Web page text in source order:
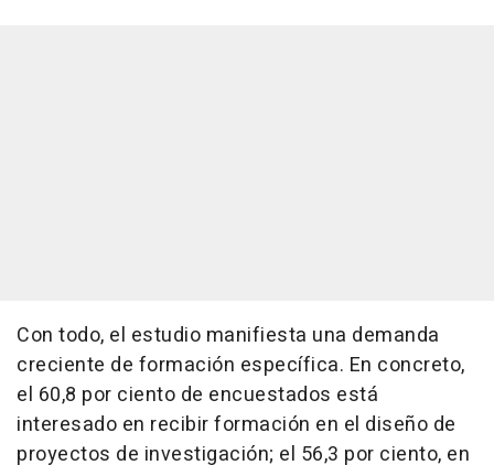
Con todo, el estudio manifiesta una demanda
creciente de formación específica. En concreto,
el 60,8 por ciento de encuestados está
interesado en recibir formación en el diseño de
proyectos de investigación; el 56,3 por ciento, en